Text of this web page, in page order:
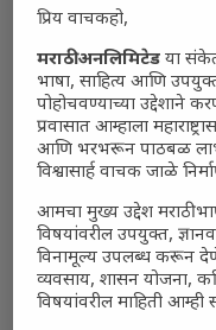
प्रिय वाचकहो,
मराठी अनलिमिटेड या
भाषा, साहित्य आणि
पोहोचवण्याच्या उद्देशाने
प्रवासात आम्हाला
आणि भरभरून पाठबळ
विश्वासार्ह वाचक जाळे
आमचा मुख्य उद्देश मराठी
विषयांवरील उपयुक्त,
विनामूल्य उपलब्ध करून देणे
व्यवसाय, शासन योजना,
विषयांवरील माहिती